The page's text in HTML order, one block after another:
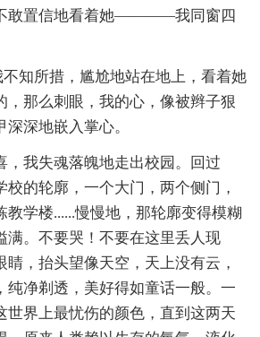
敢置信地看着她————我同窗四
不知所措，尴尬地站在地上，看着她
，那么刺眼，我的心，像被辫子狠
深地嵌入掌心。
，我失魂落魄地走出校园。回过
校的轮廓，一个大门，两个侧门，
教学楼......慢慢地，那轮廓变得模糊
满。不要哭！不要在这里丢人现
睛，抬头望像天空，天上没有云，
纯净剃透，美好得如童话一般。一
世界上最忧伤的颜色，直到这两天